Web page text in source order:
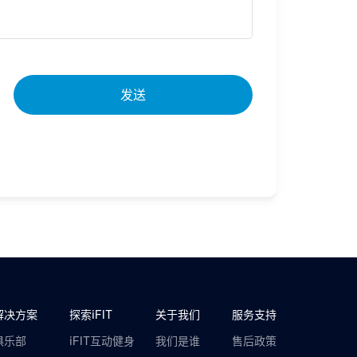
发送
决方案
乐部
探索iFIT
iFIT互动健身
关于我们
我们是谁
服务支持
售后政策